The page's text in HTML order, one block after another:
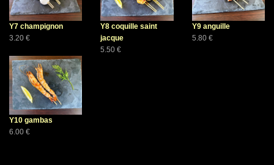
Y7 champignon
3.20 €
Y8 coquille saint
jacque
5.50 €
Y9 anguille
5.80 €
Y10 gambas
6.00 €